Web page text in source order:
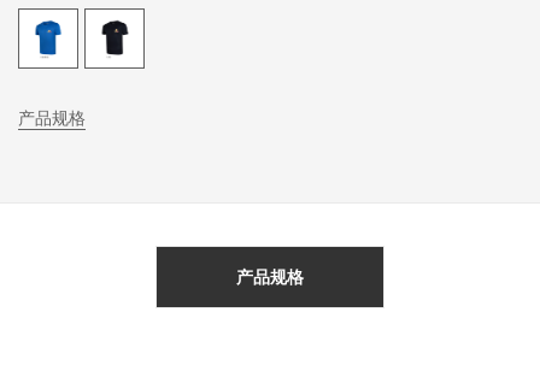
产品规格
产品规格